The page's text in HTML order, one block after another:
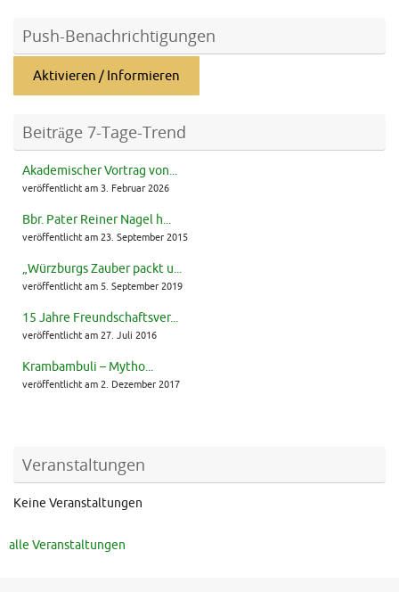
Push-Benachrichtigungen
Aktivieren / Informieren
Beiträge 7-Tage-Trend
Akademischer Vortrag von...
veröffentlicht am 3. Februar 2026
Bbr. Pater Reiner Nagel h...
veröffentlicht am 23. September 2015
„Würzburgs Zauber packt u...
veröffentlicht am 5. September 2019
15 Jahre Freundschaftsver...
veröffentlicht am 27. Juli 2016
Krambambuli – Mytho...
veröffentlicht am 2. Dezember 2017
Veranstaltungen
Keine Veranstaltungen
alle Veranstaltungen